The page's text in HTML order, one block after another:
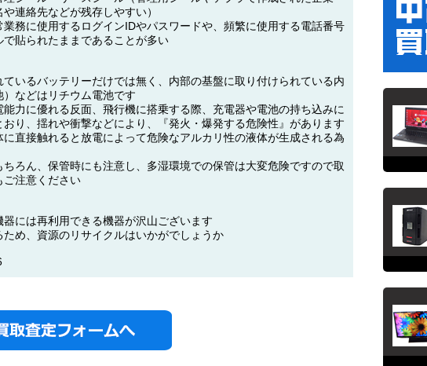
連絡先などが残存しやすい）
業務に使用するログインIDやパスワードや、頻繁に使用する電話番号
で貼られたままであることが多い
いるバッテリーだけでは無く、内部の基盤に取り付けられている内
などはリチウム電池です
能力に優れる反面、飛行機に搭乗する際、充電器や電池の持ち込みに
り、揺れや衝撃などにより、『発火・爆発する危険性』があります
に直接触れると放電によって危険なアルカリ性の液体が生成される為
ろん、保管時にも注意し、多湿環境での保管は大変危険ですので取
ご注意ください
には再利用できる機器が沢山ございます
め、資源のリサイクルはいかがでしょうか